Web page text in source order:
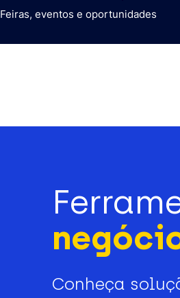
Feiras, eventos e oportunidades
Conheça